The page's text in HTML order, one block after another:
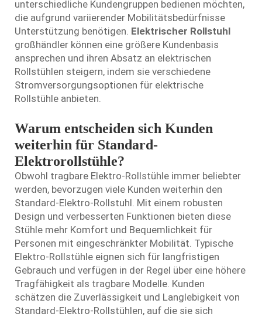
unterschiedliche Kundengruppen bedienen möchten,
die aufgrund variierender Mobilitätsbedürfnisse
Unterstützung benötigen. Elektrischer Rollstuhl
großhändler können eine größere Kundenbasis
ansprechen und ihren Absatz an elektrischen
Rollstühlen steigern, indem sie verschiedene
Stromversorgungsoptionen für elektrische
Rollstühle anbieten.
Warum entscheiden sich Kunden
weiterhin für Standard-
Elektrorollstühle?
Obwohl tragbare Elektro-Rollstühle immer beliebter
werden, bevorzugen viele Kunden weiterhin den
Standard-Elektro-Rollstuhl. Mit einem robusten
Design und verbesserten Funktionen bieten diese
Stühle mehr Komfort und Bequemlichkeit für
Personen mit eingeschränkter Mobilität. Typische
Elektro-Rollstühle eignen sich für langfristigen
Gebrauch und verfügen in der Regel über eine höhere
Tragfähigkeit als tragbare Modelle. Kunden
schätzen die Zuverlässigkeit und Langlebigkeit von
Standard-Elektro-Rollstühlen, auf die sie sich